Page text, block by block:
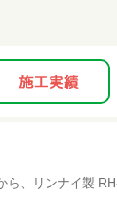
、リンナイ製